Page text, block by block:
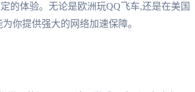
的体验。无论是欧洲玩QQ飞车,还是在美国
你提供强大的网络加速保障。